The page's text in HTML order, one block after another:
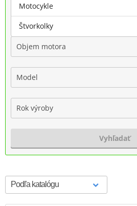
Značka
Objem motora
Model
Rok výroby
Vyhľadať
Motocykle
Štvorkolky